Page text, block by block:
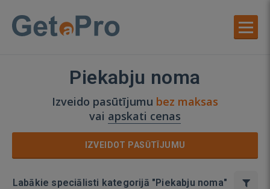
Piekabju noma
Izveido pasūtījumu bez maksas
vai apskati cenas
IZVEIDOT PASŪTĪJUMU
Labākie speciālisti kategorijā "Piekabju noma"